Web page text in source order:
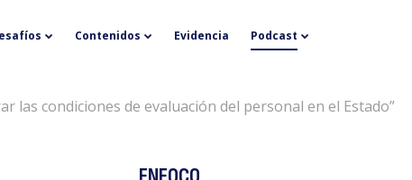
Contenidos Evidencia Podcast
las condiciones de evaluación del personal en el Estado”